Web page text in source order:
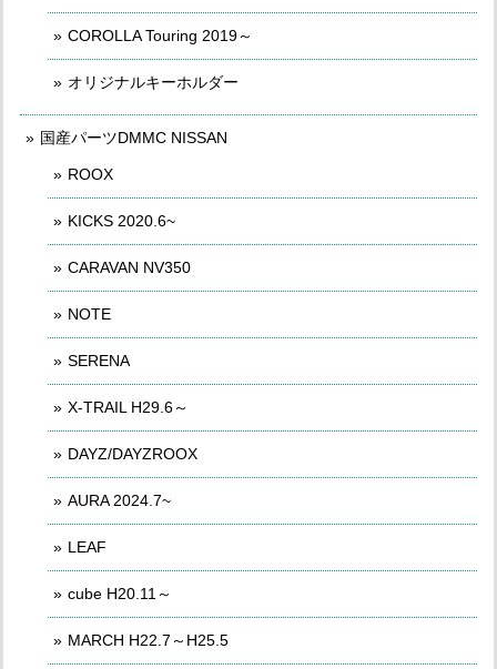
COROLLA Touring 2019～
オリジナルキーホルダー
国産パーツDMMC NISSAN
ROOX
KICKS 2020.6~
CARAVAN NV350
NOTE
SERENA
X-TRAIL H29.6～
DAYZ/DAYZROOX
AURA 2024.7~
LEAF
cube H20.11～
MARCH H22.7～H25.5